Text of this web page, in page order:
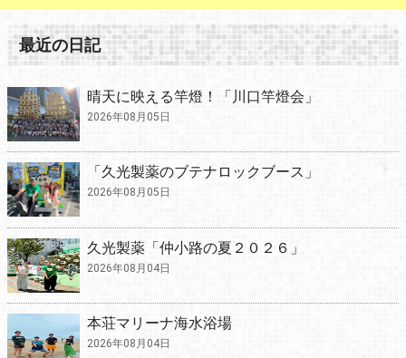
最近の日記
晴天に映える竿燈！「川口竿燈会」
2026年08月05日
「久光製薬のブテナロックブース」
2026年08月05日
久光製薬「仲小路の夏２０２６」
2026年08月04日
本荘マリーナ海水浴場
2026年08月04日